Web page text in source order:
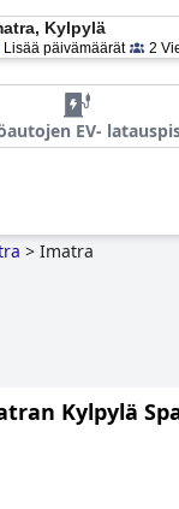
Kylpylä
Lisää päivämäärät 2
EV-
> Imatra
Kylpylä